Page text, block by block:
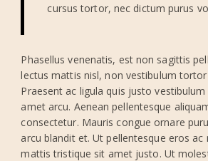
cursus tortor, nec dictum purus
Phasellus venenatis, est non sagittis
lectus mattis nisl, non vestibulum
Praesent ac ligula quis justo
amet arcu. Aenean pellentesque
consectetur. Mauris congue ornare
arcu blandit et. Ut pellentesque eros ac
mattis tristique sit amet justo. Ut